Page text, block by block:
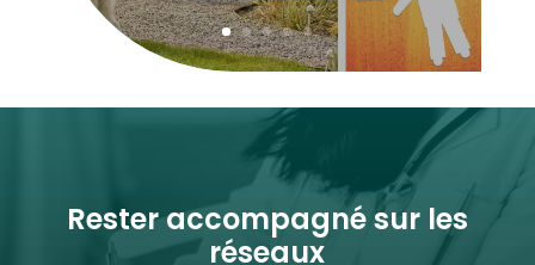
Rester accompagné sur les
réseaux